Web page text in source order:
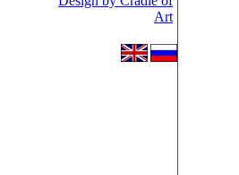
Art